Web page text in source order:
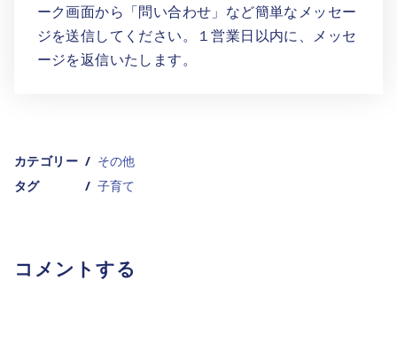
ーク画面から「問い合わせ」など簡単なメッセー
ジを送信してください。１営業日以内に、メッセ
ージを返信いたします。
カテゴリー
その他
タグ
子育て
コメントする